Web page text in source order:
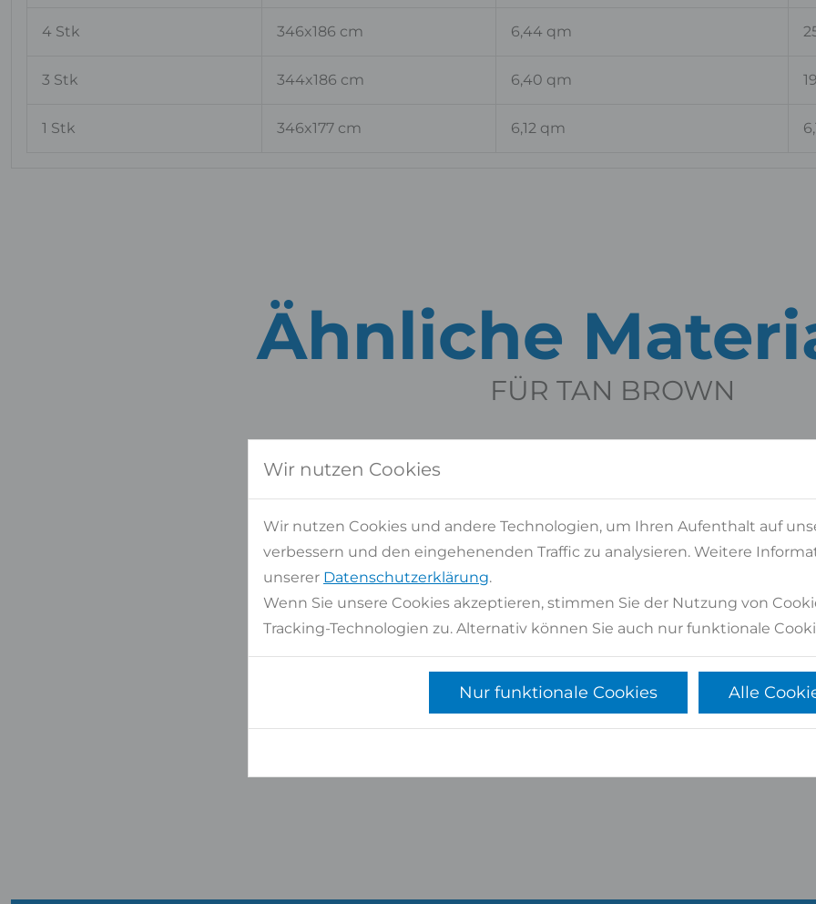
4 Stk 346x186 cm 6,44 qm
3 Stk 344x186 cm 6,40 qm
1 Stk 346x177 cm 6,12 qm
Ähnliche
FÜR TAN BROWN
Wir nutzen Cookies
Wir nutzen Cookies und andere Technologien, um Ihren Aufenthalt auf
verbessern und den eingehenenden Traffic zu analysieren. Weitere
unserer Datenschutzerklärung.
Wenn Sie unsere Cookies akzeptieren, stimmen Sie der Nutzung von
Tracking-Technologien zu. Alternativ können Sie auch nur funktionale
Nur funktionale Cookies Alle